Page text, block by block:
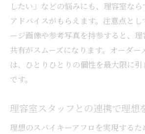
したい」などの悩みにも、理容室な
アドバイスがもらえます。注意点とし
ージ画像や参考写真を持参すると、
共有がスムーズになります。オーダー
は、ひとりひとりの個性を最大限に
です。
理容室スタッフとの連携で理想
理想のスパイキーアフロを実現する